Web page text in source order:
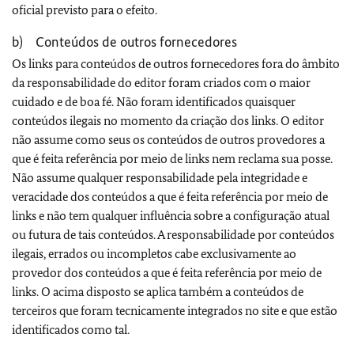
oficial previsto para o efeito.
b) Conteúdos de outros fornecedores
Os links para conteúdos de outros fornecedores fora do âmbito
da responsabilidade do editor foram criados com o maior
cuidado e de boa fé. Não foram identificados quaisquer
conteúdos ilegais no momento da criação dos links. O editor
não assume como seus os conteúdos de outros provedores a
que é feita referência por meio de links nem reclama sua posse.
Não assume qualquer responsabilidade pela integridade e
veracidade dos conteúdos a que é feita referência por meio de
links e não tem qualquer influência sobre a configuração atual
ou futura de tais conteúdos. A responsabilidade por conteúdos
ilegais, errados ou incompletos cabe exclusivamente ao
provedor dos conteúdos a que é feita referência por meio de
links. O acima disposto se aplica também a conteúdos de
terceiros que foram tecnicamente integrados no site e que estão
identificados como tal.